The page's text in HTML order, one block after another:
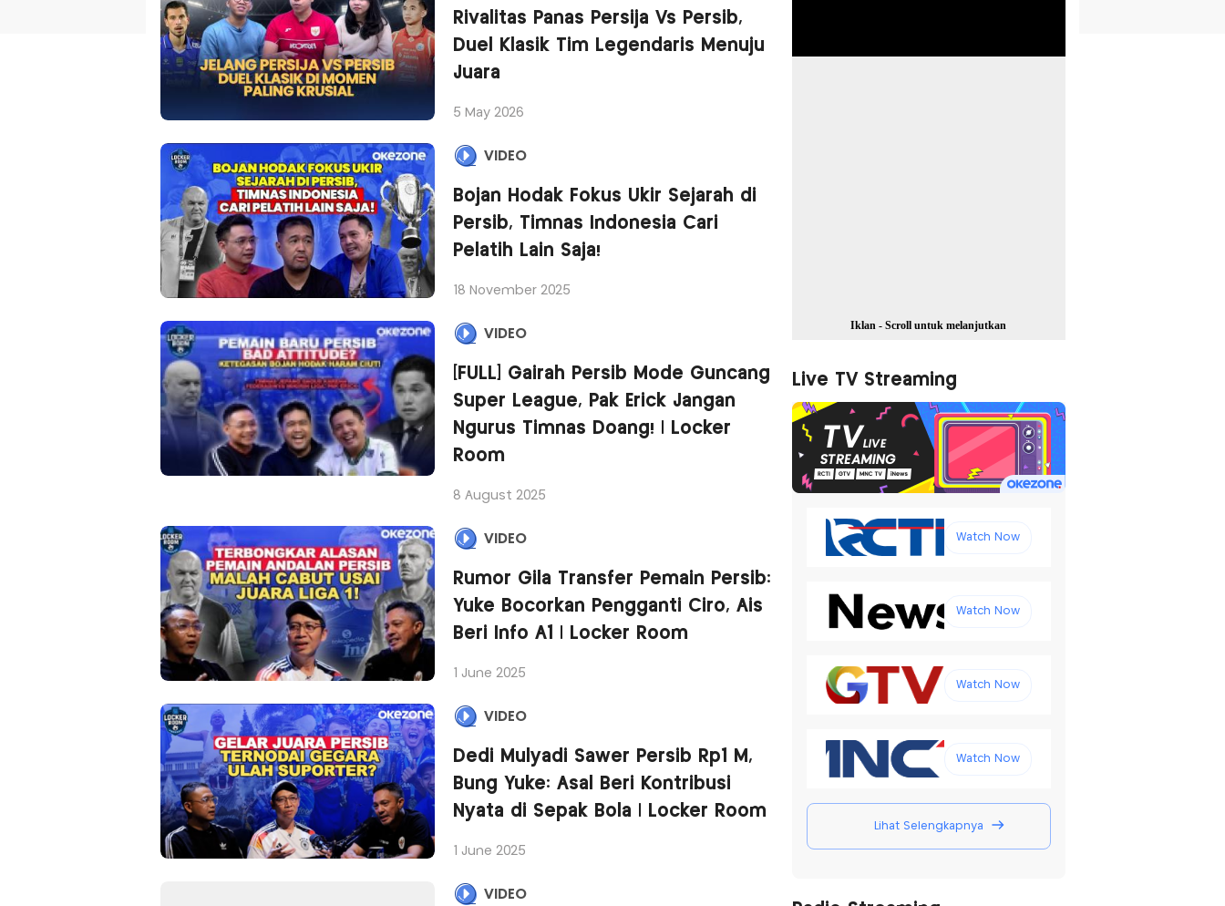
Rivalitas Panas Persija Vs Persib,
Duel Klasik Tim Legendaris Menuju
Juara
5 May 2026
VIDEO
Bojan Hodak Fokus Ukir Sejarah di
Persib, Timnas Indonesia Cari
Pelatih Lain Saja!
18 November 2025
VIDEO
[FULL] Gairah Persib Mode Guncang
Super League, Pak Erick Jangan
Ngurus Timnas Doang! | Locker
Room
8 August 2025
VIDEO
Rumor Gila Transfer Pemain Persib:
Yuke Bocorkan Pengganti Ciro, Ais
Beri Info A1 | Locker Room
1 June 2025
VIDEO
Dedi Mulyadi Sawer Persib Rp1 M,
Bung Yuke: Asal Beri Kontribusi
Nyata di Sepak Bola | Locker Room
1 June 2025
VIDEO
Iklan - Scroll untuk melanjutkan
Live TV Streaming
Watch Now
Watch Now
Watch Now
Watch Now
Lihat Selengkapnya